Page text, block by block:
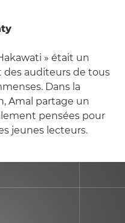
» était un
auditeurs de tous
Dans la
Amal partage un
pensées pour
jeunes lecteurs.